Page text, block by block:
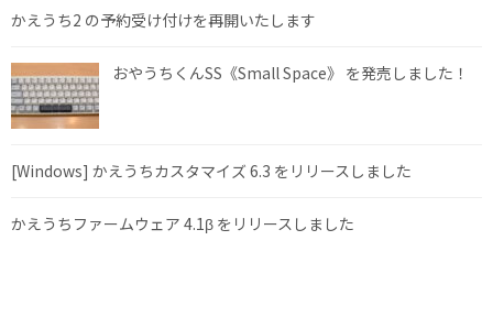
かえうち2 の予約受け付けを再開いたします
おやうちくんSS《Small Space》 を発売しました！
[Windows] かえうちカスタマイズ 6.3 をリリースしました
かえうちファームウェア 4.1β をリリースしました